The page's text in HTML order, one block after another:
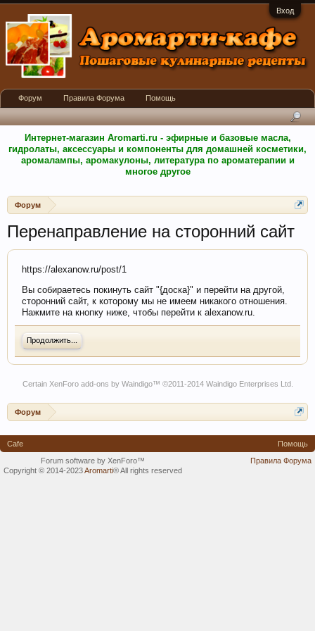
Вход
Интернет-магазин Aromarti.ru - эфирные и базовые масла,
гидролаты, аксессуары и компоненты для домашней косметики,
аромалампы, аромакулоны, литература по ароматерапии и
многое другое
Форум
Перенаправление на сторонний сайт
https://alexanow.ru/post/1
Вы собираетесь покинуть сайт "{доска}" и перейти на другой,
сторонний сайт, к которому мы не имеем никакого отношения.
Нажмите на кнопку ниже, чтобы перейти к alexanow.ru.
Продолжить...
Certain XenForo add-ons by Waindigo™ ©2011-2014 Waindigo Enterprises Ltd.
Форум
Форум Правила Форума Помощь
Cafe
Помощь
Правила Форума
Forum software by XenForo™
Copyright © 2014-2023Aromarti®All rights reserved